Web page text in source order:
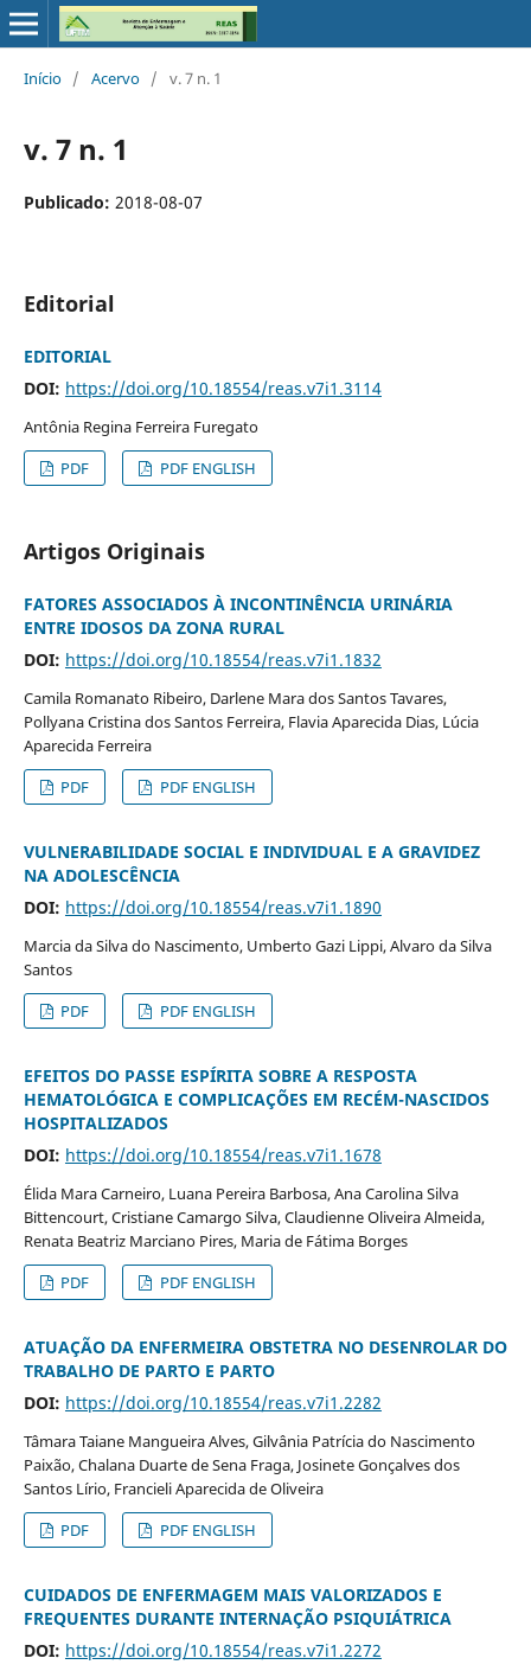
Início / Acervo / v. 7 n. 1
v. 7 n. 1
Publicado: 2018-08-07
Editorial
EDITORIAL
DOI: https://doi.org/10.18554/reas.v7i1.3114
Antônia Regina Ferreira Furegato
PDF
PDF ENGLISH
Artigos Originais
FATORES ASSOCIADOS À INCONTINÊNCIA URINÁRIA
ENTRE IDOSOS DA ZONA RURAL
DOI: https://doi.org/10.18554/reas.v7i1.1832
Camila Romanato Ribeiro, Darlene Mara dos Santos Tavares,
Pollyana Cristina dos Santos Ferreira, Flavia Aparecida Dias, Lúcia
Aparecida Ferreira
PDF
PDF ENGLISH
VULNERABILIDADE SOCIAL E INDIVIDUAL E A GRAVIDEZ
NA ADOLESCÊNCIA
DOI: https://doi.org/10.18554/reas.v7i1.1890
Marcia da Silva do Nascimento, Umberto Gazi Lippi, Alvaro da Silva
Santos
PDF
PDF ENGLISH
EFEITOS DO PASSE ESPÍRITA SOBRE A RESPOSTA
HEMATOLÓGICA E COMPLICAÇÕES EM RECÉM-NASCIDOS
HOSPITALIZADOS
DOI: https://doi.org/10.18554/reas.v7i1.1678
Élida Mara Carneiro, Luana Pereira Barbosa, Ana Carolina Silva
Bittencourt, Cristiane Camargo Silva, Claudienne Oliveira Almeida,
Renata Beatriz Marciano Pires, Maria de Fátima Borges
PDF
PDF ENGLISH
ATUAÇÃO DA ENFERMEIRA OBSTETRA NO DESENROLAR DO
TRABALHO DE PARTO E PARTO
DOI: https://doi.org/10.18554/reas.v7i1.2282
Tâmara Taiane Mangueira Alves, Gilvânia Patrícia do Nascimento
Paixão, Chalana Duarte de Sena Fraga, Josinete Gonçalves dos
Santos Lírio, Francieli Aparecida de Oliveira
PDF
PDF ENGLISH
CUIDADOS DE ENFERMAGEM MAIS VALORIZADOS E
FREQUENTES DURANTE INTERNAÇÃO PSIQUIÁTRICA
DOI: https://doi.org/10.18554/reas.v7i1.2272